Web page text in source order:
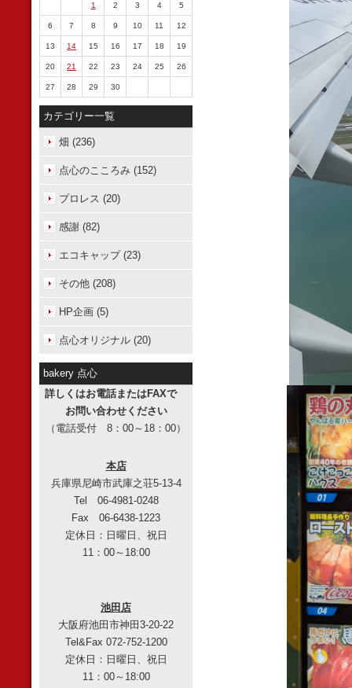
1 2 3 4 5
6 7 8 9 10 11 12
13 14 15 16 17 18 19
20 21 22 23 24 25 26
27 28 29 30
カテゴリー一覧
畑 (236)
点心のこころみ (152)
プロレス (20)
感謝 (82)
エコキャップ (23)
その他 (208)
HP企画 (5)
点心オリジナル (20)
bakery 点心
詳しくはお電話またはFAXで
お問い合わせください
（電話受付 8：00～18：00）
本店
兵庫県尼崎市武庫之荘5-13-4
Tel 06-4981-0248
Fax 06-6438-1223
定休日：日曜日、祝日
11：00～18:00
池田店
大阪府池田市神田3-20-22
Tel&Fax 072-752-1200
定休日：日曜日、祝日
11：00～18:00